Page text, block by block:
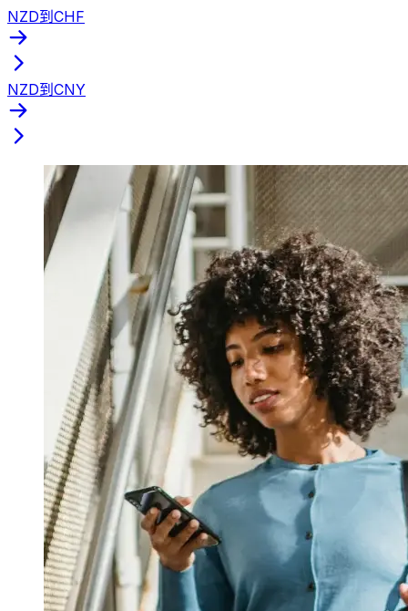
NZD到CHF
NZD到CNY